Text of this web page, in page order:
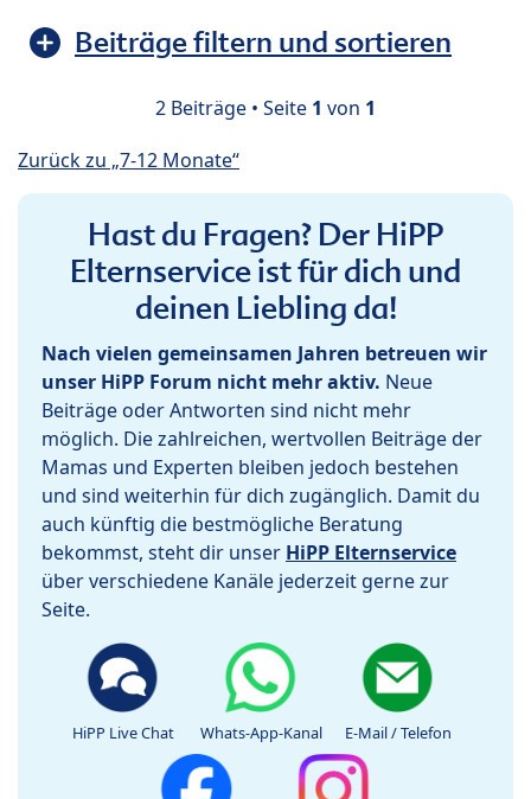
Beiträge filtern und sortieren
2 Beiträge • Seite 1 von 1
Zurück zu „7-12 Monate“
Hast du Fragen? Der HiPP
Elternservice ist für dich und
deinen Liebling da!
Nach vielen gemeinsamen Jahren betreuen wir
unser HiPP Forum nicht mehr aktiv. Neue
Beiträge oder Antworten sind nicht mehr
möglich. Die zahlreichen, wertvollen Beiträge der
Mamas und Experten bleiben jedoch bestehen
und sind weiterhin für dich zugänglich. Damit du
auch künftig die bestmögliche Beratung
bekommst, steht dir unser HiPP Elternservice
über verschiedene Kanäle jederzeit gerne zur
Seite.
HiPP Live Chat Whats-App-Kanal E-Mail / Telefon